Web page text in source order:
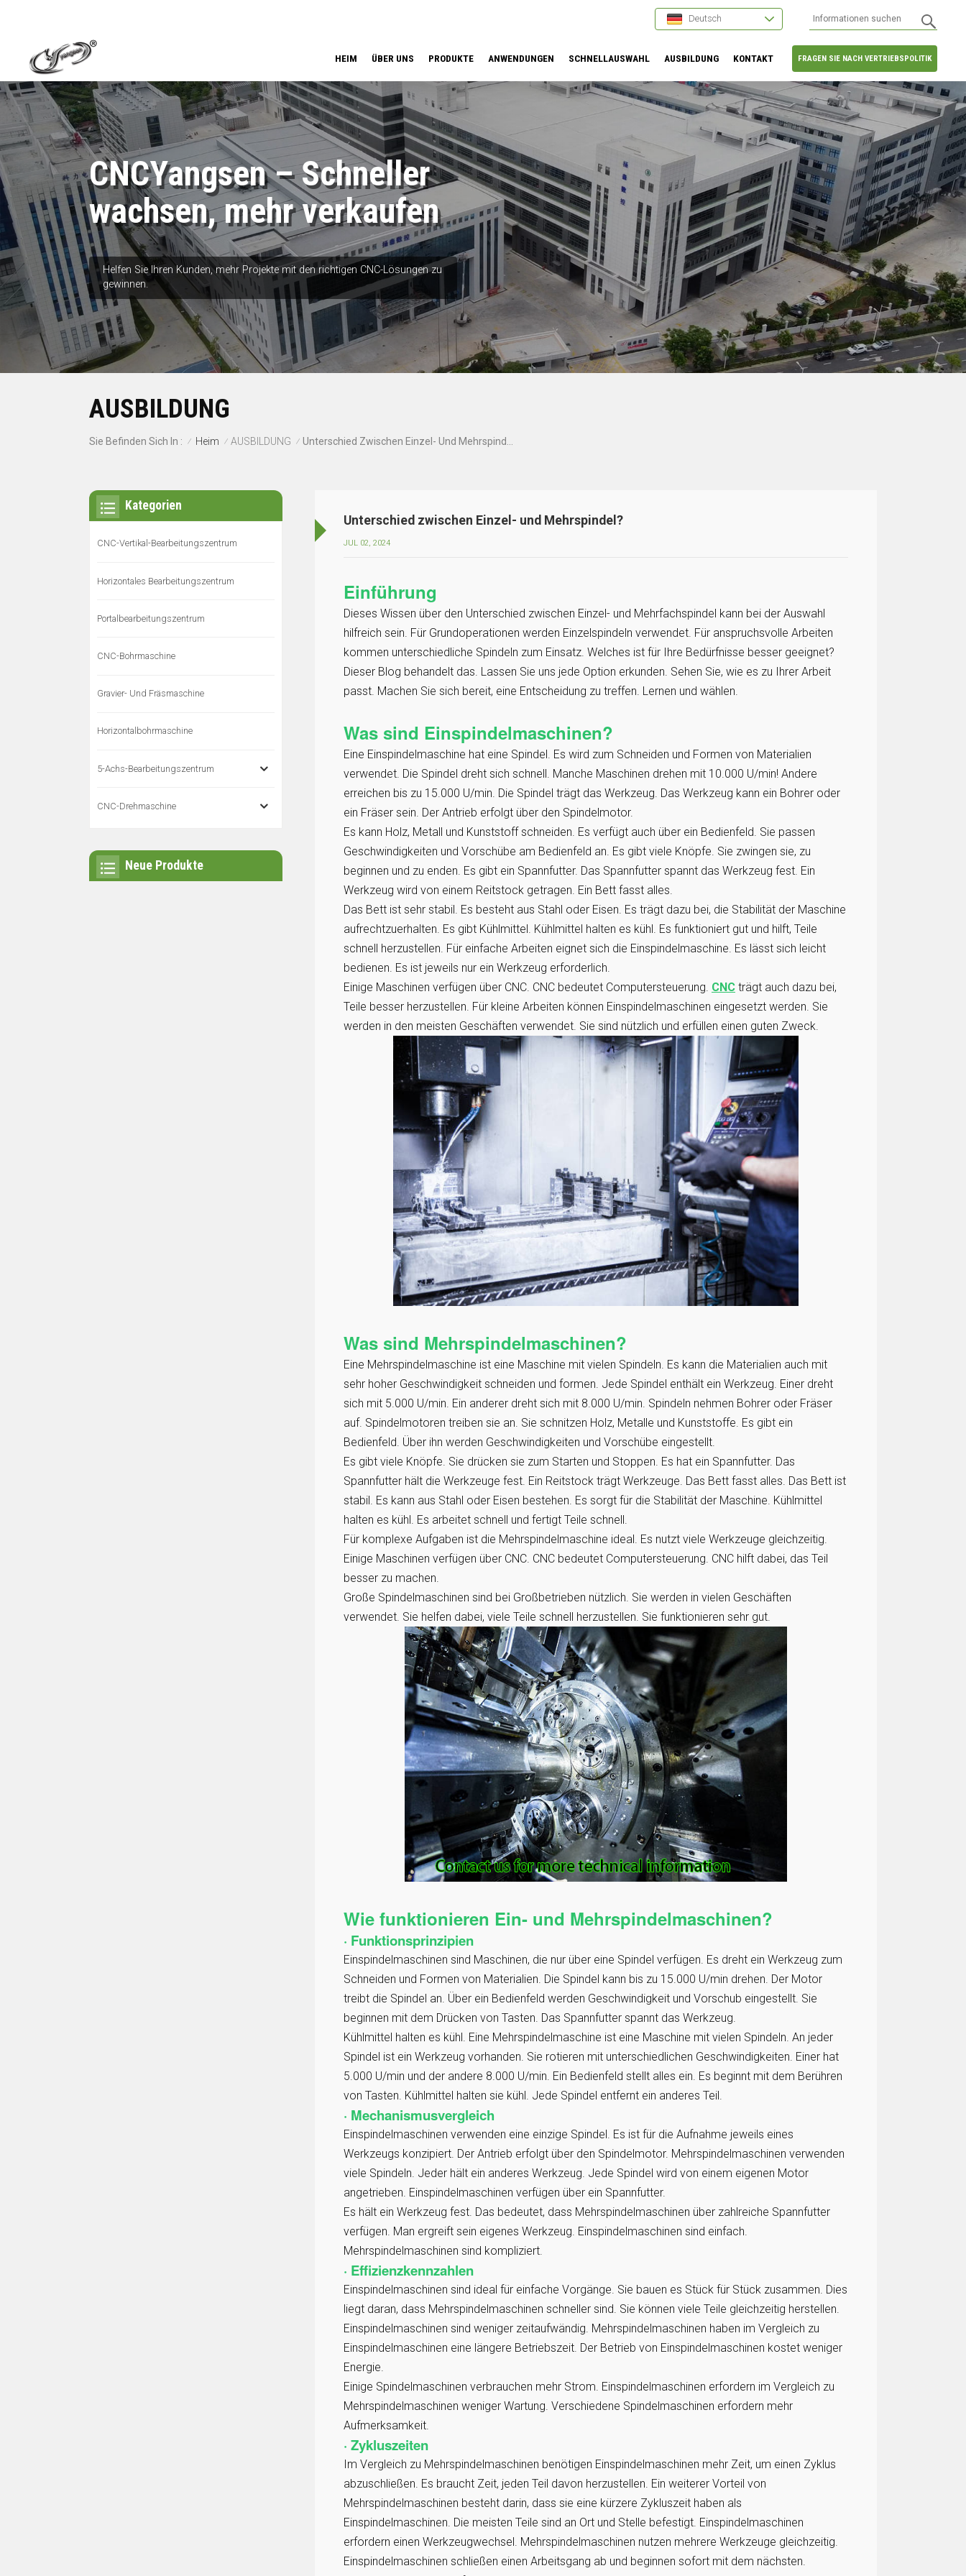
Deutsch
FRAGEN SIE NACH VERTRIEBSPOLITIK
HEIM ÜBER UNS PRODUKTE ANWENDUNGEN SCHNELLAUSWAHL AUSBILDUNG KONTAKT
CNCYangsen – Schneller
wachsen, mehr verkaufen
Helfen Sie Ihren Kunden, mehr Projekte mit den richtigen CNC-Lösungen zu
gewinnen.
AUSBILDUNG
Sie Befinden Sich In : / Heim / AUSBILDUNG / Unterschied Zwischen Einzel- Und Mehrspindel?
Unterschied zwischen Einzel- und Mehrspindel?
JUL 02, 2024
Einführung
Dieses Wissen über den Unterschied zwischen Einzel- und Mehrfachspindel kann bei der Auswahl
hilfreich sein. Für Grundoperationen werden Einzelspindeln verwendet. Für anspruchsvolle Arbeiten
kommen unterschiedliche Spindeln zum Einsatz. Welches ist für Ihre Bedürfnisse besser geeignet?
Dieser Blog behandelt das. Lassen Sie uns jede Option erkunden. Sehen Sie, wie es zu Ihrer Arbeit
passt. Machen Sie sich bereit, eine Entscheidung zu treffen. Lernen und wählen.
Was sind Einspindelmaschinen?
Eine Einspindelmaschine hat eine Spindel. Es wird zum Schneiden und Formen von Materialien
verwendet. Die Spindel dreht sich schnell. Manche Maschinen drehen mit 10.000 U/min! Andere
erreichen bis zu 15.000 U/min. Die Spindel trägt das Werkzeug. Das Werkzeug kann ein Bohrer oder
ein Fräser sein. Der Antrieb erfolgt über den Spindelmotor.
Es kann Holz, Metall und Kunststoff schneiden. Es verfügt auch über ein Bedienfeld. Sie passen
Geschwindigkeiten und Vorschübe am Bedienfeld an. Es gibt viele Knöpfe. Sie zwingen sie, zu
beginnen und zu enden. Es gibt ein Spannfutter. Das Spannfutter spannt das Werkzeug fest. Ein
Werkzeug wird von einem Reitstock getragen. Ein Bett fasst alles.
Das Bett ist sehr stabil. Es besteht aus Stahl oder Eisen. Es trägt dazu bei, die Stabilität der Maschine
aufrechtzuerhalten. Es gibt Kühlmittel. Kühlmittel halten es kühl. Es funktioniert gut und hilft, Teile
schnell herzustellen. Für einfache Arbeiten eignet sich die Einspindelmaschine. Es lässt sich leicht
bedienen. Es ist jeweils nur ein Werkzeug erforderlich.
Einige Maschinen verfügen über CNC. CNC bedeutet Computersteuerung. CNC trägt auch dazu bei,
Teile besser herzustellen. Für kleine Arbeiten können Einspindelmaschinen eingesetzt werden. Sie
werden in den meisten Geschäften verwendet. Sie sind nützlich und erfüllen einen guten Zweck.
Was sind Mehrspindelmaschinen?
Eine Mehrspindelmaschine ist eine Maschine mit vielen Spindeln. Es kann die Materialien auch mit
sehr hoher Geschwindigkeit schneiden und formen. Jede Spindel enthält ein Werkzeug. Einer dreht
sich mit 5.000 U/min. Ein anderer dreht sich mit 8.000 U/min. Spindeln nehmen Bohrer oder Fräser
auf. Spindelmotoren treiben sie an. Sie schnitzen Holz, Metalle und Kunststoffe. Es gibt ein
Bedienfeld. Über ihn werden Geschwindigkeiten und Vorschübe eingestellt.
Es gibt viele Knöpfe. Sie drücken sie zum Starten und Stoppen. Es hat ein Spannfutter. Das
Spannfutter hält die Werkzeuge fest. Ein Reitstock trägt Werkzeuge. Das Bett fasst alles. Das Bett ist
stabil. Es kann aus Stahl oder Eisen bestehen. Es sorgt für die Stabilität der Maschine. Kühlmittel
halten es kühl. Es arbeitet schnell und fertigt Teile schnell.
Für komplexe Aufgaben ist die Mehrspindelmaschine ideal. Es nutzt viele Werkzeuge gleichzeitig.
Einige Maschinen verfügen über CNC. CNC bedeutet Computersteuerung. CNC hilft dabei, das Teil
besser zu machen.
Große Spindelmaschinen sind bei Großbetrieben nützlich. Sie werden in vielen Geschäften
verwendet. Sie helfen dabei, viele Teile schnell herzustellen. Sie funktionieren sehr gut.
Wie funktionieren Ein- und Mehrspindelmaschinen?
· Funktionsprinzipien
Einspindelmaschinen sind Maschinen, die nur über eine Spindel verfügen. Es dreht ein Werkzeug zum
Schneiden und Formen von Materialien. Die Spindel kann bis zu 15.000 U/min drehen. Der Motor
treibt die Spindel an. Über ein Bedienfeld werden Geschwindigkeit und Vorschub eingestellt. Sie
beginnen mit dem Drücken von Tasten. Das Spannfutter spannt das Werkzeug.
Kühlmittel halten es kühl. Eine Mehrspindelmaschine ist eine Maschine mit vielen Spindeln. An jeder
Spindel ist ein Werkzeug vorhanden. Sie rotieren mit unterschiedlichen Geschwindigkeiten. Einer hat
5.000 U/min und der andere 8.000 U/min. Ein Bedienfeld stellt alles ein. Es beginnt mit dem Berühren
von Tasten. Kühlmittel halten sie kühl. Jede Spindel entfernt ein anderes Teil.
· Mechanismusvergleich
Einspindelmaschinen verwenden eine einzige Spindel. Es ist für die Aufnahme jeweils eines
Werkzeugs konzipiert. Der Antrieb erfolgt über den Spindelmotor. Mehrspindelmaschinen verwenden
viele Spindeln. Jeder hält ein anderes Werkzeug. Jede Spindel wird von einem eigenen Motor
angetrieben. Einspindelmaschinen verfügen über ein Spannfutter.
Es hält ein Werkzeug fest. Das bedeutet, dass Mehrspindelmaschinen über zahlreiche Spannfutter
verfügen. Man ergreift sein eigenes Werkzeug. Einspindelmaschinen sind einfach.
Mehrspindelmaschinen sind kompliziert.
· Effizienzkennzahlen
Einspindelmaschinen sind ideal für einfache Vorgänge. Sie bauen es Stück für Stück zusammen. Dies
liegt daran, dass Mehrspindelmaschinen schneller sind. Sie können viele Teile gleichzeitig herstellen.
Einspindelmaschinen sind weniger zeitaufwändig. Mehrspindelmaschinen haben im Vergleich zu
Einspindelmaschinen eine längere Betriebszeit. Der Betrieb von Einspindelmaschinen kostet weniger
Energie.
Einige Spindelmaschinen verbrauchen mehr Strom. Einspindelmaschinen erfordern im Vergleich zu
Mehrspindelmaschinen weniger Wartung. Verschiedene Spindelmaschinen erfordern mehr
Aufmerksamkeit.
· Zykluszeiten
Im Vergleich zu Mehrspindelmaschinen benötigen Einspindelmaschinen mehr Zeit, um einen Zyklus
abzuschließen. Es braucht Zeit, jeden Teil davon herzustellen. Ein weiterer Vorteil von
Mehrspindelmaschinen besteht darin, dass sie eine kürzere Zykluszeit haben als
Einspindelmaschinen. Die meisten Teile sind an Ort und Stelle befestigt. Einspindelmaschinen
erfordern einen Werkzeugwechsel. Mehrspindelmaschinen nutzen mehrere Werkzeuge gleichzeitig.
Einspindelmaschinen schließen einen Arbeitsgang ab und beginnen sofort mit dem nächsten.
Kategorien
CNC-Vertikal-Bearbeitungszentrum
Horizontales Bearbeitungszentrum
Portalbearbeitungszentrum
CNC-Bohrmaschine
Gravier- Und Fräsmaschine
Horizontalbohrmaschine
5-Achs-Bearbeitungszentrum
CNC-Drehmaschine
Neue Produkte